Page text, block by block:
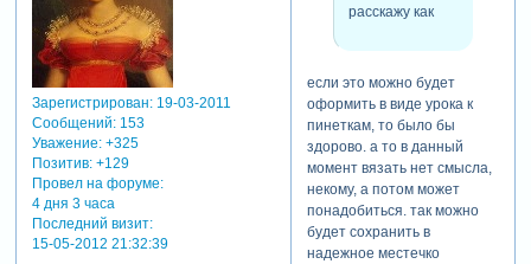
Зарегистрирован: 19-03-2011
Сообщений:153
Уважение: +325
Позитив: +129
Провел на форуме:
4 дня 3 часа
Последний визит:
15-05-2012 21:32:39
расскажу как
если это можно будет
оформить в виде урока к
пинеткам, то было бы
здорово. а то в данный
момент вязать нет смысла,
некому, а потом может
понадобиться. так можно
будет сохранить в
надежное местечко